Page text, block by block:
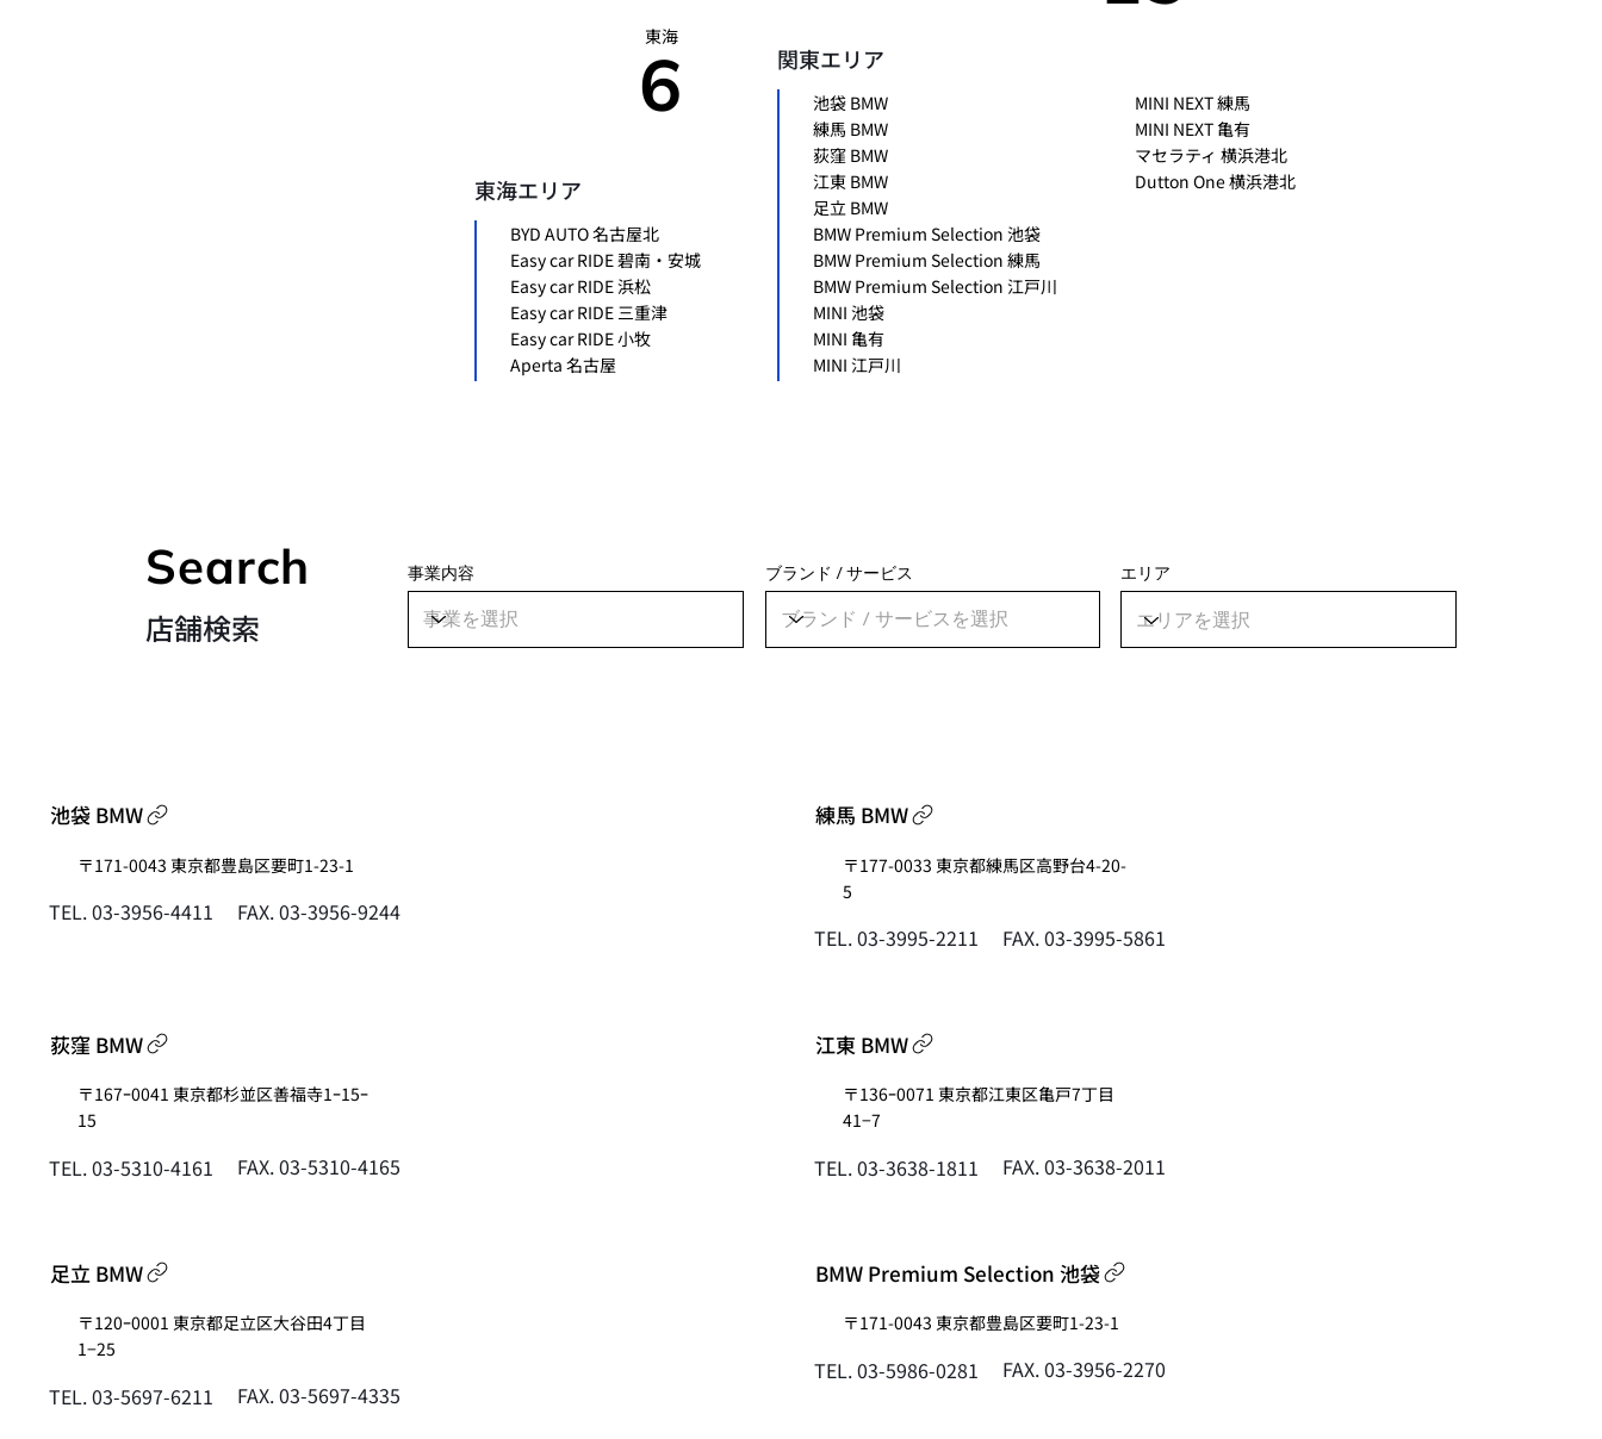
東海
6
東海エリア
BYD AUTO 名古屋北
Easy car RIDE 碧南・安城
Easy car RIDE 浜松
Easy car RIDE 三重津
Easy car RIDE 小牧
Aperta 名古屋
関東エリア
池袋 BMW
練馬 BMW
荻窪 BMW
江東 BMW
足立 BMW
BMW Premium Selection 池袋
BMW Premium Selection 練馬
BMW Premium Selection 江戸川
MINI 池袋
MINI 亀有
MINI 江戸川
MINI NEXT 練馬
MINI NEXT 亀有
マセラティ 横浜港北
Dutton One 横浜港北
池袋 BMW
〒171-0043 東京都豊島区要町1-23-1
TEL. 03-3956-4411 FAX. 03-3956-9244
練馬 BMW
〒177-0033 東京都練馬区高野台4-20-
5
TEL. 03-3995-2211 FAX. 03-3995-5861
荻窪 BMW
〒167ｰ0041 東京都杉並区善福寺1ｰ15ｰ
15
TEL. 03-5310-4161 FAX. 03-5310-4165
江東 BMW
〒136ｰ0071 東京都江東区亀戸7丁目
41−7
TEL. 03-3638-1811 FAX. 03-3638-2011
足立 BMW
〒120ｰ0001 東京都足立区大谷田4丁目
1−25
TEL. 03-5697-6211 FAX. 03-5697-4335
BMW Premium Selection 池袋
〒171-0043 東京都豊島区要町1-23-1
TEL. 03-5986-0281 FAX. 03-3956-2270
Search
店舗検索
事業内容 ブランド / サービス エリア